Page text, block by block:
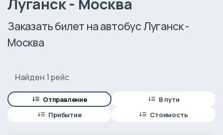
Луганск - Москва
Заказать билет на автобус Луганск -
Москва
Найден 1 рейс
Отправление
В пути
Прибытие
Стоимость